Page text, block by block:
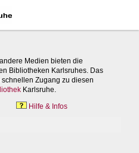
Medien bieten die
Bibliotheken Karlsruhes. Das
Zugang zu diesen
Karlsruhe.
Hilfe & Infos